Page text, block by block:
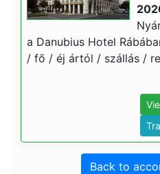
a Danubius Hotel
/ fő / éj ártól / szállás /
Back to